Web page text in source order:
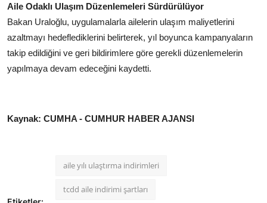
Aile Odaklı Ulaşım Düzenlemeleri Sürdürülüyor
Bakan Uraloğlu, uygulamalarla ailelerin ulaşım maliyetlerini
azaltmayı hedeflediklerini belirterek, yıl boyunca kampanyaların
takip edildiğini ve geri bildirimlere göre gerekli düzenlemelerin
yapılmaya devam edeceğini kaydetti.
Kaynak: CUMHA - CUMHUR HABER AJANSI
aile yılı ulaştırma indirimleri
tcdd aile indirimi şartları